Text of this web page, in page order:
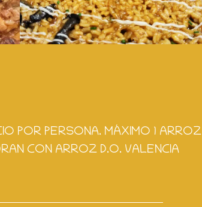
POR PERSONA. MÁXIMO 1 ARROZ
CON ARROZ D.O. VALENCIA